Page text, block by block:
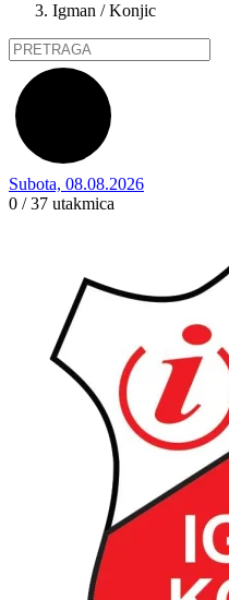
Igman / Konjic
Subota, 08.08.2026
0 / 37 utakmica